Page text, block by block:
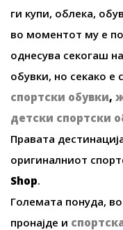
ги купи, облека,
во моментот му е
однесува секогаш
обувки, но секако е
спортски обувки,
детски спортски
Правата
оригиналниот
Shop.
Големата понуда,
пронајде и